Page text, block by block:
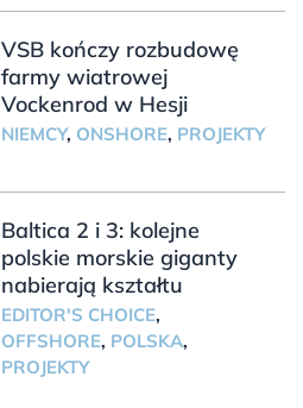
VSB kończy rozbudowę
farmy wiatrowej
Vockenrod w Hesji
NIEMCY, ONSHORE, PROJEKTY
Baltica 2 i 3: kolejne
polskie morskie giganty
nabierają kształtu
EDITOR'S CHOICE,
OFFSHORE, POLSKA,
PROJEKTY